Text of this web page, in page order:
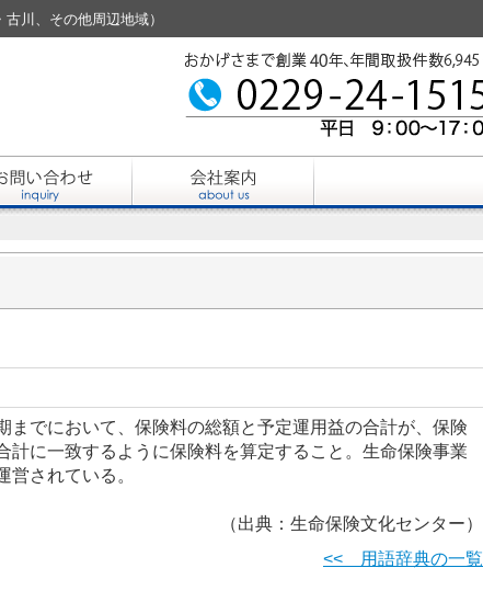
川、その他周辺地域）
までにおいて、保険料の総額と予定運用益の合計が、保険
計に一致するように保険料を算定すること。生命保険事業
営されている。
（出典：生命保険文化センター）
<< 用語辞典の一覧